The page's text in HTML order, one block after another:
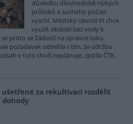
důsledku dlouhodobě nízkých
průtoků a suchého počasí
vyschl. Městský obvod VI chce
využít období bez vody k
proto se žádostí na správce toku,
požadavek odmítla s tím, že údržbu
v tuto chvíli neplánuje, zjistila ČTK.
ušetřené za rekultivaci rozdělit
dohody